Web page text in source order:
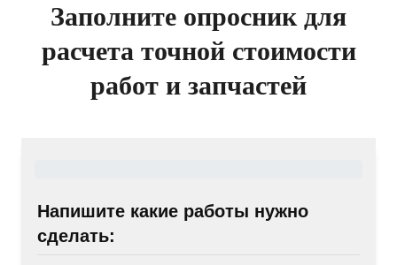
Заполните опросник для
расчета точной стоимости
работ и запчастей
Напишите какие работы нужно
сделать: